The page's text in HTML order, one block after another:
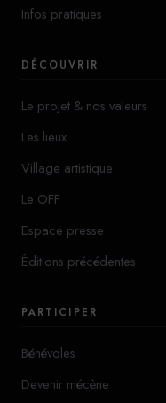
Infos pratiques
DÉCOUVRIR
Le projet & nos valeurs
Les lieux
Village artistique
Le OFF
Espace presse
Éditions précédentes
PARTICIPER
Bénévoles
Devenir mécène